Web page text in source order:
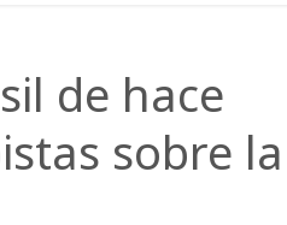
de hace
sobre la